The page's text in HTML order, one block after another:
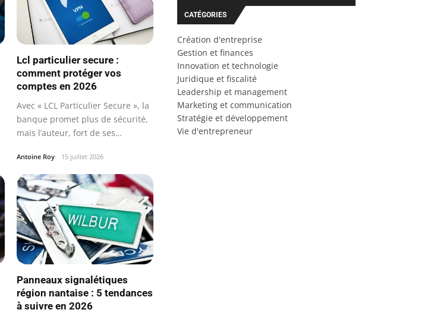
Lcl particulier secure :
comment protéger vos
comptes en 2026
Avec « LCL Particulier Secure », la
banque promet plus de sécurité,
mais l’auteur, fort de ses…
Antoine Roy 15 juillet 2026
Panneaux signalétiques
région nantaise : 5 tendances
à suivre en 2026
CATÉGORIES
Création d'entreprise
Gestion et finances
Innovation et technologie
Juridique et fiscalité
Leadership et management
Marketing et communication
Stratégie et développement
Vie d'entrepreneur